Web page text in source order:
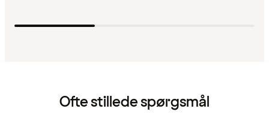
Ofte stillede spørgsmål